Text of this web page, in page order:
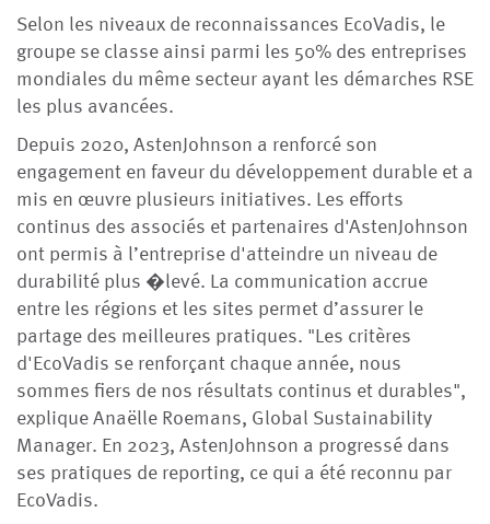
Selon les niveaux de reconnaissances EcoVadis, le
groupe se classe ainsi parmi les 50% des entreprises
mondiales du même secteur ayant les démarches RSE
les plus avancées.
Depuis 2020, AstenJohnson a renforcé son
engagement en faveur du développement durable et a
mis en œuvre plusieurs initiatives. Les efforts
continus des associés et partenaires d'AstenJohnson
ont permis à l’entreprise d'atteindre un niveau de
durabilité plus �levé. La communication accrue
entre les régions et les sites permet d’assurer le
partage des meilleures pratiques. "Les critères
d'EcoVadis se renforçant chaque année, nous
sommes fiers de nos résultats continus et durables",
explique Anaëlle Roemans, Global Sustainability
Manager. En 2023, AstenJohnson a progressé dans
ses pratiques de reporting, ce qui a été reconnu par
EcoVadis.